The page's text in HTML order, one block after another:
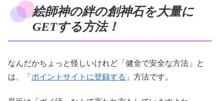
絵師神の絆の創神石を大量に
GETする方法！
なんだかちょっと怪しいけれど「健全で安全な方法」と
は、「 ポイントサイトに登録する 」方法です。